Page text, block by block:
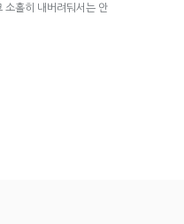
소홀히 내버려둬서는 안